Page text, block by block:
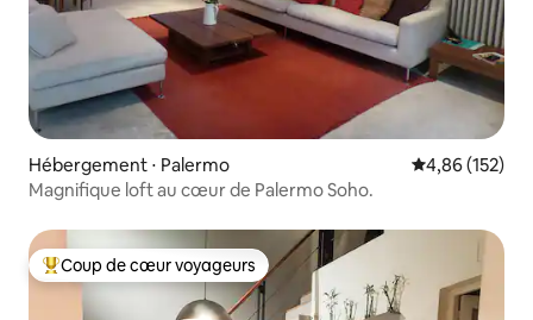
Hébergement ⋅ Palermo Évaluation
4,86 (152)
Magnifique loft au cœur de Palermo Soho.
Coups de cœur voyageurs les plus appréciés
Coup de cœur voyageurs